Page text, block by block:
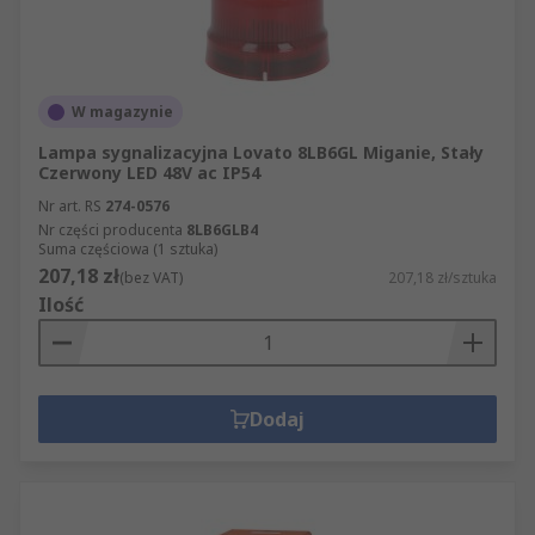
Chociaż nie istnieje ostateczna odpowiedź na to
pytanie, odległość między dwoma
sygnalizatorami akustyczno-lampowymi można
obliczyć na podstawie odległości, na jaką
emitowany jest dźwięk.
Poziom określony decybelami sygnalizatora
akustyczno-lampowego określa się na według
osoby, znajdującej się w odległości jednego metra.
Jeśli na przykład odległość zostanie podwojona do
dwóch metrów, poziom decybeli spadnie o 6.
W magazynie
Lampa sygnalizacyjna Lovato 8LB6GL Miganie, Stały
Czerwony LED 48V ac IP54
Nr art. RS 274-0576
Nr części producenta 8LB6GLB4
Suma częściowa (1 sztuka)
207,18 zł(bez VAT) 207,18 zł/sztuka
Ilość
Dodaj